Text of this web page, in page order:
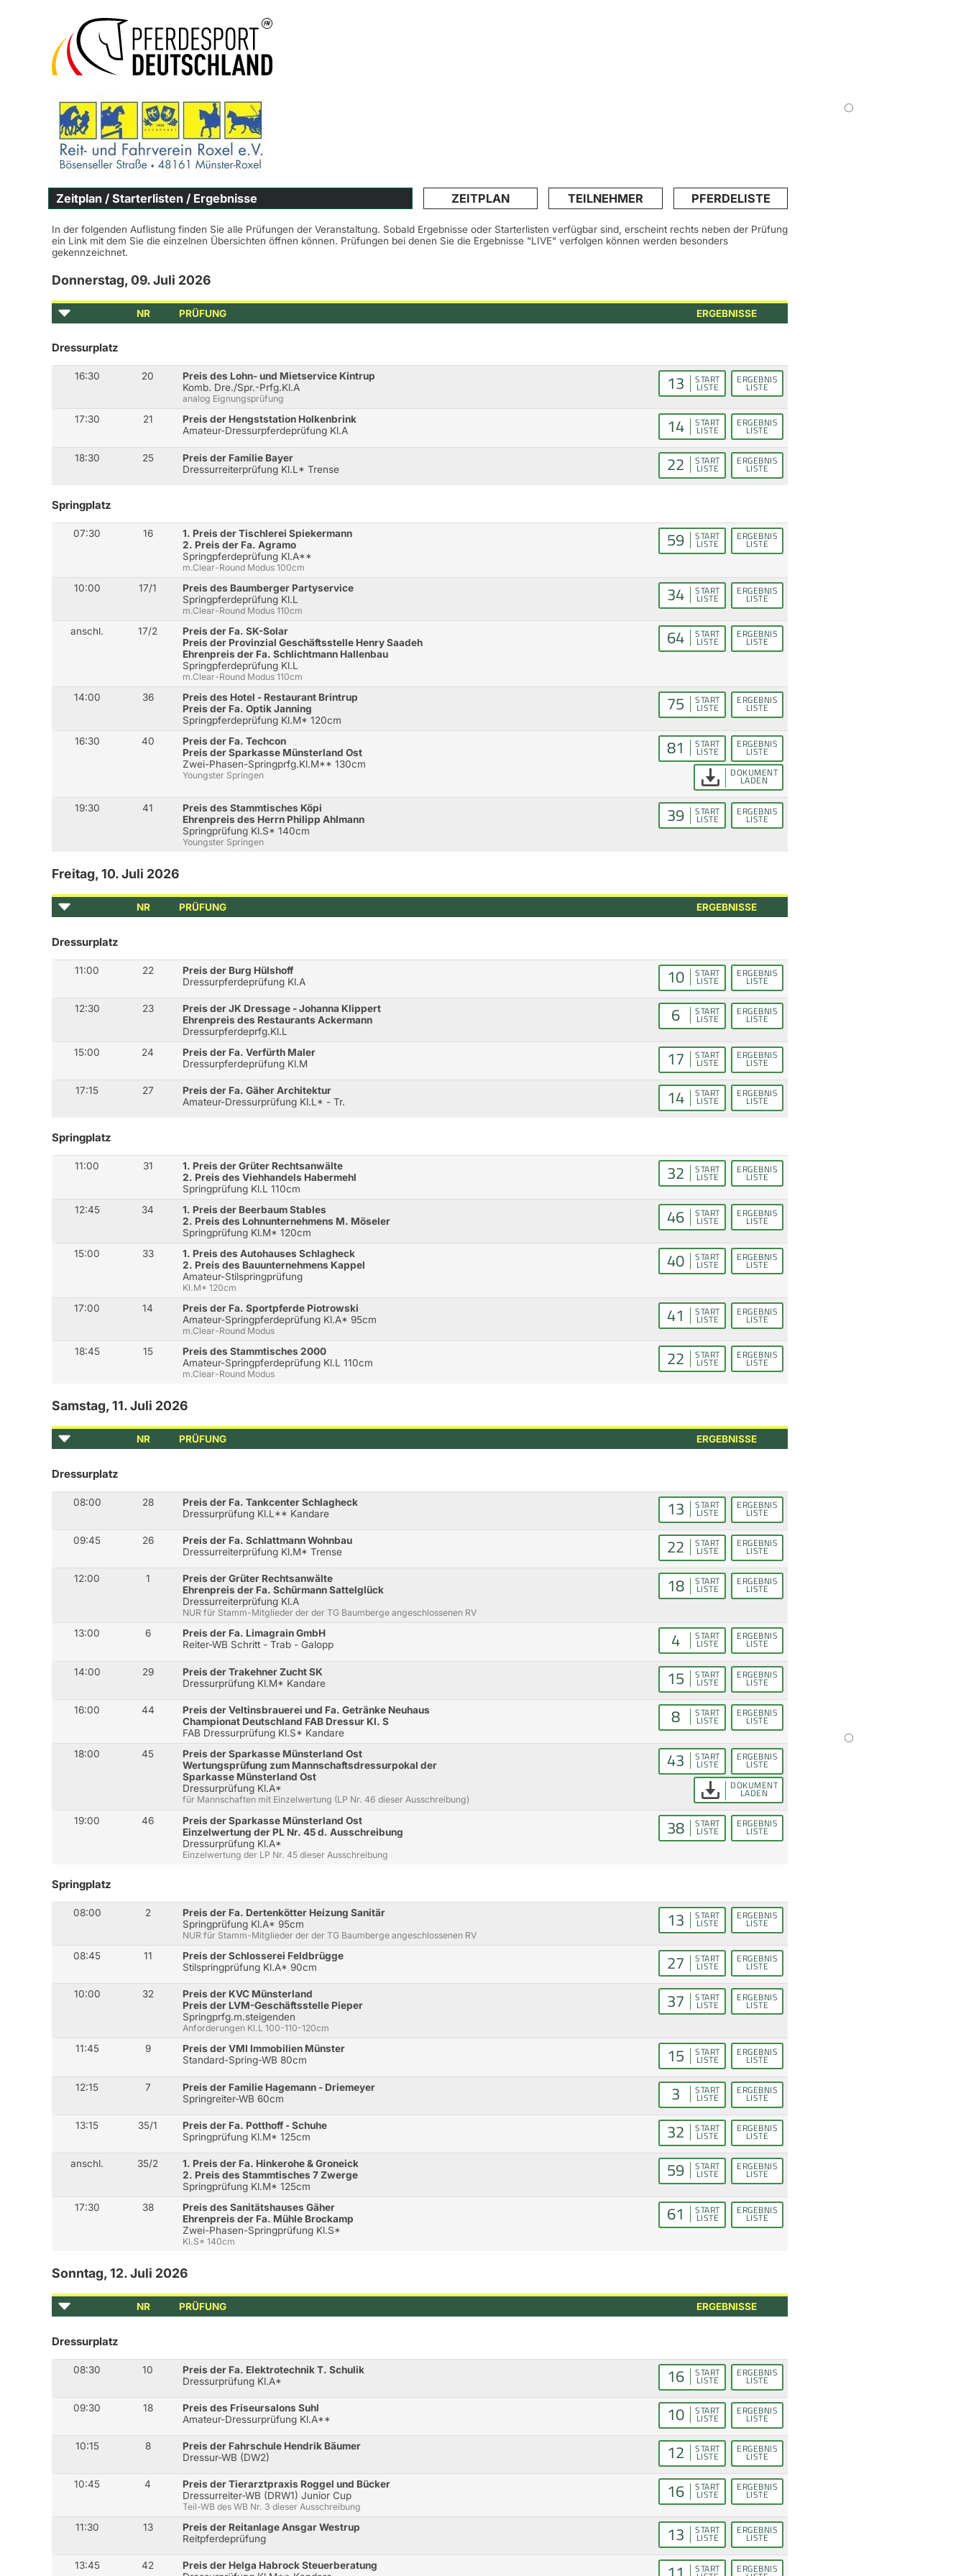
Zeitplan / Starterlisten / Ergebnisse ZEITPLAN TEILNEHMER PFERDELISTE
In der folgenden Auflistung finden Sie alle Prüfungen der Veranstaltung. Sobald Ergebnisse oder Starterlisten verfügbar sind, erscheint rechts neben der Prüfung
ein Link mit dem Sie die einzelnen Übersichten öffnen können. Prüfungen bei denen Sie die Ergebnisse "LIVE" verfolgen können werden besonders
gekennzeichnet.
Donnerstag, 09. Juli 2026
NR PRÜFUNG ERGEBNISSE
Dressurplatz
16:30 20
Preis des Lohn- und Mietservice Kintrup
Komb. Dre./Spr.-Prfg.Kl.A
analog Eignungsprüfung
13 START
LISTE
ERGEBNIS
LISTE
17:30 21
Preis der Hengststation Holkenbrink
Amateur-Dressurpferdeprüfung Kl.A
14 START
LISTE
ERGEBNIS
LISTE
18:30 25
Preis der Familie Bayer
Dressurreiterprüfung Kl.L* Trense
22 START
LISTE
ERGEBNIS
LISTE
Springplatz
07:30 16
1. Preis der Tischlerei Spiekermann
2. Preis der Fa. Agramo
Springpferdeprüfung Kl.A**
m.Clear-Round Modus 100cm
59 START
LISTE
ERGEBNIS
LISTE
10:00 17/1
Preis des Baumberger Partyservice
Springpferdeprüfung Kl.L
m.Clear-Round Modus 110cm
34 START
LISTE
ERGEBNIS
LISTE
anschl. 17/2
Preis der Fa. SK-Solar
Preis der Provinzial Geschäftsstelle Henry Saadeh
Ehrenpreis der Fa. Schlichtmann Hallenbau
Springpferdeprüfung Kl.L
m.Clear-Round Modus 110cm
64 START
LISTE
ERGEBNIS
LISTE
14:00 36
Preis des Hotel - Restaurant Brintrup
Preis der Fa. Optik Janning
Springpferdeprüfung Kl.M* 120cm
75 START
LISTE
ERGEBNIS
LISTE
16:30 40
Preis der Fa. Techcon
Preis der Sparkasse Münsterland Ost
Zwei-Phasen-Springprfg.Kl.M** 130cm
Youngster Springen
81 START
LISTE
ERGEBNIS
LISTE
DOKUMENT
LADEN
19:30 41
Preis des Stammtisches Köpi
Ehrenpreis des Herrn Philipp Ahlmann
Springprüfung Kl.S* 140cm
Youngster Springen
39 START
LISTE
ERGEBNIS
LISTE
Freitag, 10. Juli 2026
NR PRÜFUNG ERGEBNISSE
Dressurplatz
11:00 22
Preis der Burg Hülshoff
Dressurpferdeprüfung Kl.A
10 START
LISTE
ERGEBNIS
LISTE
12:30 23
Preis der JK Dressage - Johanna Klippert
Ehrenpreis des Restaurants Ackermann
Dressurpferdeprfg.Kl.L
6 START
LISTE
ERGEBNIS
LISTE
15:00 24
Preis der Fa. Verfürth Maler
Dressurpferdeprüfung Kl.M
17 START
LISTE
ERGEBNIS
LISTE
17:15 27
Preis der Fa. Gäher Architektur
Amateur-Dressurprüfung Kl.L* - Tr.
14 START
LISTE
ERGEBNIS
LISTE
Springplatz
11:00 31
1. Preis der Grüter Rechtsanwälte
2. Preis des Viehhandels Habermehl
Springprüfung Kl.L 110cm
32 START
LISTE
ERGEBNIS
LISTE
12:45 34
1. Preis der Beerbaum Stables
2. Preis des Lohnunternehmens M. Möseler
Springprüfung Kl.M* 120cm
46 START
LISTE
ERGEBNIS
LISTE
15:00 33
1. Preis des Autohauses Schlagheck
2. Preis des Bauunternehmens Kappel
Amateur-Stilspringprüfung
Kl.M* 120cm
40 START
LISTE
ERGEBNIS
LISTE
17:00 14
Preis der Fa. Sportpferde Piotrowski
Amateur-Springpferdeprüfung Kl.A* 95cm
m.Clear-Round Modus
41 START
LISTE
ERGEBNIS
LISTE
18:45 15
Preis des Stammtisches 2000
Amateur-Springpferdeprüfung Kl.L 110cm
m.Clear-Round Modus
22 START
LISTE
ERGEBNIS
LISTE
Samstag, 11. Juli 2026
NR PRÜFUNG ERGEBNISSE
Dressurplatz
08:00 28
Preis der Fa. Tankcenter Schlagheck
Dressurprüfung Kl.L** Kandare
13 START
LISTE
ERGEBNIS
LISTE
09:45 26
Preis der Fa. Schlattmann Wohnbau
Dressurreiterprüfung Kl.M* Trense
22 START
LISTE
ERGEBNIS
LISTE
12:00 1
Preis der Grüter Rechtsanwälte
Ehrenpreis der Fa. Schürmann Sattelglück
Dressurreiterprüfung Kl.A
NUR für Stamm-Mitglieder der der TG Baumberge angeschlossenen RV
18 START
LISTE
ERGEBNIS
LISTE
13:00 6
Preis der Fa. Limagrain GmbH
Reiter-WB Schritt - Trab - Galopp
4 START
LISTE
ERGEBNIS
LISTE
14:00 29
Preis der Trakehner Zucht SK
Dressurprüfung Kl.M* Kandare
15 START
LISTE
ERGEBNIS
LISTE
16:00 44
Preis der Veltinsbrauerei und Fa. Getränke Neuhaus
Championat Deutschland FAB Dressur Kl. S
FAB Dressurprüfung Kl.S* Kandare
8 START
LISTE
ERGEBNIS
LISTE
18:00 45
Preis der Sparkasse Münsterland Ost
Wertungsprüfung zum Mannschaftsdressurpokal der
Sparkasse Münsterland Ost
Dressurprüfung Kl.A*
für Mannschaften mit Einzelwertung (LP Nr. 46 dieser Ausschreibung)
43 START
LISTE
ERGEBNIS
LISTE
DOKUMENT
LADEN
19:00 46
Preis der Sparkasse Münsterland Ost
Einzelwertung der PL Nr. 45 d. Ausschreibung
Dressurprüfung Kl.A*
Einzelwertung der LP Nr. 45 dieser Ausschreibung
38 START
LISTE
ERGEBNIS
LISTE
Springplatz
08:00 2
Preis der Fa. Dertenkötter Heizung Sanitär
Springprüfung Kl.A* 95cm
NUR für Stamm-Mitglieder der der TG Baumberge angeschlossenen RV
13 START
LISTE
ERGEBNIS
LISTE
08:45 11
Preis der Schlosserei Feldbrügge
Stilspringprüfung Kl.A* 90cm
27 START
LISTE
ERGEBNIS
LISTE
10:00 32
Preis der KVC Münsterland
Preis der LVM-Geschäftsstelle Pieper
Springprfg.m.steigenden
Anforderungen Kl.L 100-110-120cm
37 START
LISTE
ERGEBNIS
LISTE
11:45 9
Preis der VMI Immobilien Münster
Standard-Spring-WB 80cm
15 START
LISTE
ERGEBNIS
LISTE
12:15 7
Preis der Familie Hagemann - Driemeyer
Springreiter-WB 60cm
3 START
LISTE
ERGEBNIS
LISTE
13:15 35/1
Preis der Fa. Potthoff - Schuhe
Springprüfung Kl.M* 125cm
32 START
LISTE
ERGEBNIS
LISTE
anschl. 35/2
1. Preis der Fa. Hinkerohe & Groneick
2. Preis des Stammtisches 7 Zwerge
Springprüfung Kl.M* 125cm
59 START
LISTE
ERGEBNIS
LISTE
17:30 38
Preis des Sanitätshauses Gäher
Ehrenpreis der Fa. Mühle Brockamp
Zwei-Phasen-Springprüfung Kl.S*
Kl.S* 140cm
61 START
LISTE
ERGEBNIS
LISTE
Sonntag, 12. Juli 2026
NR PRÜFUNG ERGEBNISSE
Dressurplatz
08:30 10
Preis der Fa. Elektrotechnik T. Schulik
Dressurprüfung Kl.A*
16 START
LISTE
ERGEBNIS
LISTE
09:30 18
Preis des Friseursalons Suhl
Amateur-Dressurprüfung Kl.A**
10 START
LISTE
ERGEBNIS
LISTE
10:15 8
Preis der Fahrschule Hendrik Bäumer
Dressur-WB (DW2)
12 START
LISTE
ERGEBNIS
LISTE
10:45 4
Preis der Tierarztpraxis Roggel und Bücker
Dressurreiter-WB (DRW1) Junior Cup
Teil-WB des WB Nr. 3 dieser Ausschreibung
16 START
LISTE
ERGEBNIS
LISTE
11:30 13
Preis der Reitanlage Ansgar Westrup
Reitpferdeprüfung
13 START
LISTE
ERGEBNIS
LISTE
13:45 42
Preis der Helga Habrock Steuerberatung
START ERGEBNIS